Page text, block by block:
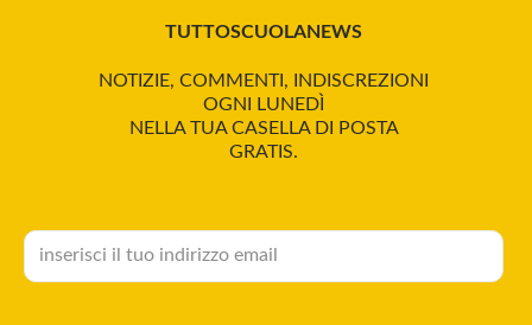
TUTTOSCUOLANEWS
NOTIZIE, COMMENTI, INDISCREZIONI
OGNI LUNEDÌ
NELLA TUA CASELLA DI POSTA
GRATIS.